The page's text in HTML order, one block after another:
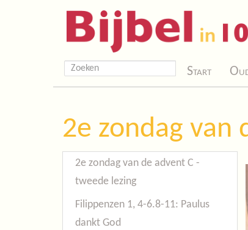
Start
2e zondag van
2e zondag van de advent C -
tweede lezing
Filippenzen 1, 4-6.8-11: Paulus
dankt God